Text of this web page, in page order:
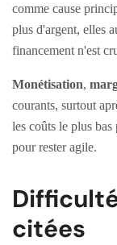
comme cause
plus d'argent, elles
financement n'est
Monétisation,
courants, surtout
les coûts le plus bas
pour rester agile.
citées